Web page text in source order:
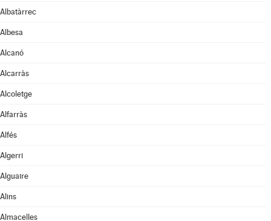
Albatàrrec
Albesa
Alcanó
Alcarràs
Alcoletge
Alfarràs
Alfés
Algerri
Alguaire
Alins
Almacelles